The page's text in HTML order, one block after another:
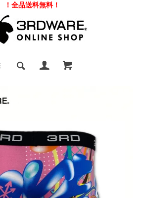
！全品送料無料！